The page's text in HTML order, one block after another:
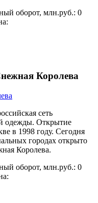
оборот, млн.руб.: 0
Королева
сеть
одежды. Открытие
в 1998 году. Сегодня
городах открыто
Королева.
оборот, млн.руб.: 0